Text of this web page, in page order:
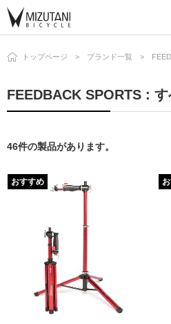
トップページ ブランド一覧
FEEDBACK SPORTS : す
46件の製品があります。
おすすめ